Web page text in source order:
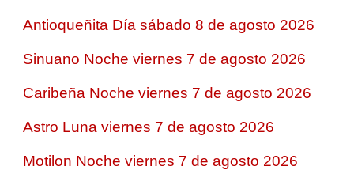
Antioqueñita Día sábado 8 de agosto 2026
Sinuano Noche viernes 7 de agosto 2026
Caribeña Noche viernes 7 de agosto 2026
Astro Luna viernes 7 de agosto 2026
Motilon Noche viernes 7 de agosto 2026